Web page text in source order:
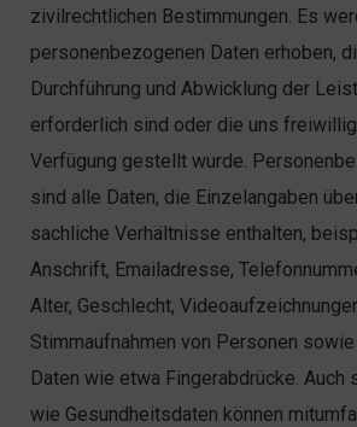
zivilrechtlichen Bestimmungen. Es
personenbezogenen Daten erhoben,
Durchführung und Abwicklung der
erforderlich sind oder die uns
Verfügung gestellt wurde.
sind alle Daten, die Einzelangaben
sachliche Verhältnisse enthalten,
Anschrift, Emailadresse,
Alter, Geschlecht,
Stimmaufnahmen von Personen
Daten wie etwa Fingerabdrücke. Auch
wie Gesundheitsdaten können